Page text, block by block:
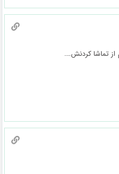
تماشا کردنش….